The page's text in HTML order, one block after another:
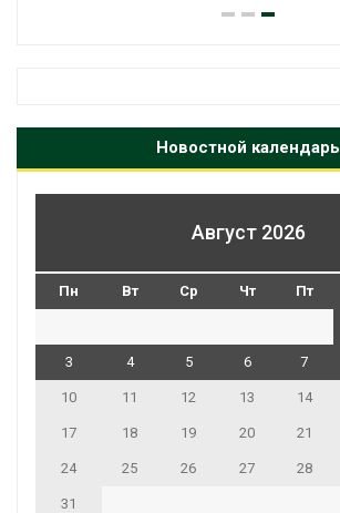
Новостной календарь
Август 2026
Пн Вт Ср Чт Пт
3 4 5 6 7
10 11 12 13 14
17 18 19 20 21
24 25 26 27 28
31